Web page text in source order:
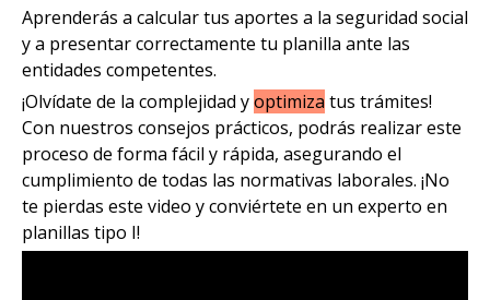
Aprenderás a calcular tus aportes a la seguridad social
y a presentar correctamente tu planilla ante las
entidades competentes.
¡Olvídate de la complejidad yoptimiza tus trámites!
Con nuestros consejos prácticos, podrás realizar este
proceso de forma fácil y rápida, asegurando el
cumplimiento de todas las normativas laborales. ¡No
te pierdas este video y conviértete en un experto en
planillas tipo I!